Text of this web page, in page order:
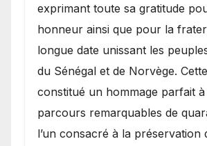
exprimant toute sa gratitude
honneur ainsi que pour la
longue date unissant les
du Sénégal et de Norvège.
constitué un hommage parfait à
parcours remarquables de
l’un consacré à la préservation